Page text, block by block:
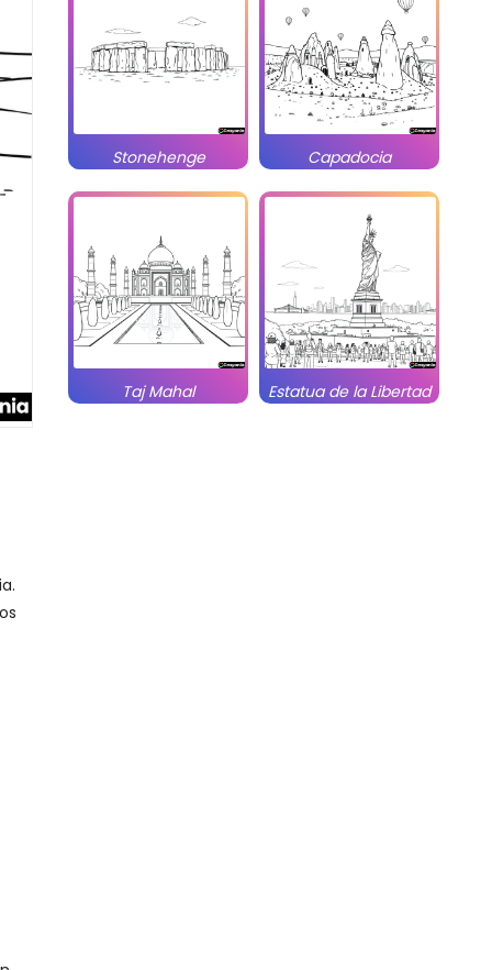
Stonehenge Capadocia
Taj Mahal Estatua de la Libertad